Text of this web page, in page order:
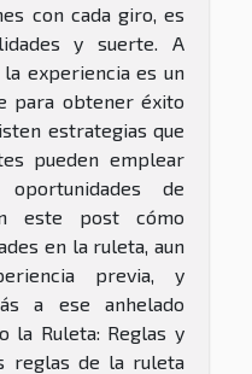
con cada giro, es
y suerte. A
experiencia es un
para obtener éxito
estrategias que
pueden emplear
de
este post cómo
en la ruleta, aun
previa, y
a ese anhelado
la Ruleta: Reglas y
reglas de la ruleta